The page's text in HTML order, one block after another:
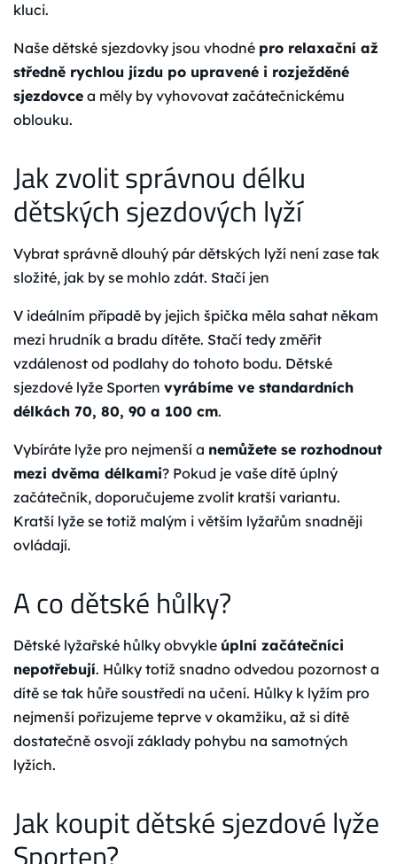
kluci.
Naše dětské sjezdovky jsou vhodné pro relaxační až
středně rychlou jízdu po upravené i rozježděné
sjezdovce a měly by vyhovovat začátečnickému
oblouku.
Jak zvolit správnou délku
dětských sjezdových lyží
Vybrat správně dlouhý pár dětských lyží není zase tak
složité, jak by se mohlo zdát. Stačí jen
V ideálním případě by jejich špička měla sahat někam
mezi hrudník a bradu dítěte. Stačí tedy změřit
vzdálenost od podlahy do tohoto bodu. Dětské
sjezdové lyže Sporten vyrábíme ve standardních
délkách 70, 80, 90 a 100 cm.
Vybíráte lyže pro nejmenší a nemůžete se rozhodnout
mezi dvěma délkami? Pokud je vaše dítě úplný
začátečník, doporučujeme zvolit kratší variantu.
Kratší lyže se totiž malým i větším lyžařům snadněji
ovládají.
A co dětské hůlky?
Dětské lyžařské hůlky obvykle úplní začátečníci
nepotřebují. Hůlky totiž snadno odvedou pozornost a
dítě se tak hůře soustředí na učení. Hůlky k lyžím pro
nejmenší pořizujeme teprve v okamžiku, až si dítě
dostatečně osvojí základy pohybu na samotných
lyžích.
Jak koupit dětské sjezdové lyže